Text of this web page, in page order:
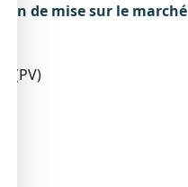
de mise sur le marché
(PV)